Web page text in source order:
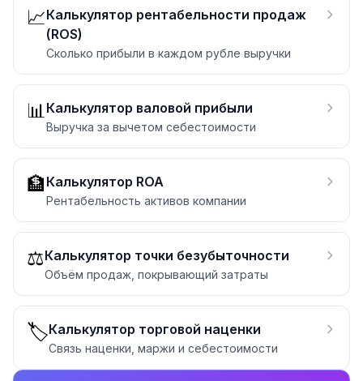
📈Калькулятор рентабельности продаж
(ROS)
Сколько прибыли в каждом рубле выручки
📊Калькулятор валовой прибыли
Выручка за вычетом себестоимости
🏦 Калькулятор ROA
Рентабельность активов компании
⚖️Калькулятор точки безубыточности
Объём продаж, покрывающий затраты
🏷️Калькулятор торговой наценки
Связь наценки, маржи и себестоимости